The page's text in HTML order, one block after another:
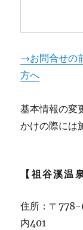
→お問合せの
方へ
基本情報の変
かけの際には
【祖谷溪温
住所：〒778-
内401